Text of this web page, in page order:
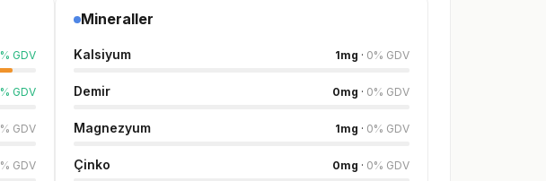
% GDV
% GDV
% GDV
% GDV
Mineraller
Kalsiyum 1mg · 0% GDV
Demir 0mg · 0% GDV
Magnezyum 1mg · 0% GDV
Çinko 0mg · 0% GDV